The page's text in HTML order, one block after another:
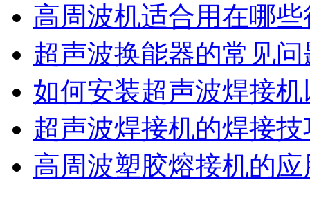
高周波机适合用在哪些
超声波换能器的常见问
如何安装超声波焊接
超声波焊接机的焊接技
高周波塑胶熔接机的